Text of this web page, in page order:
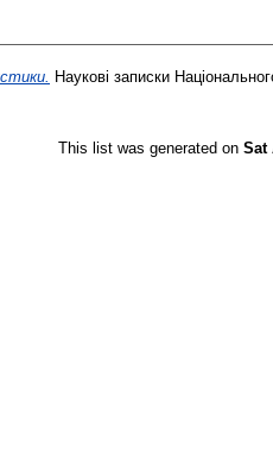
Наукові записки
This list was generated on Sat